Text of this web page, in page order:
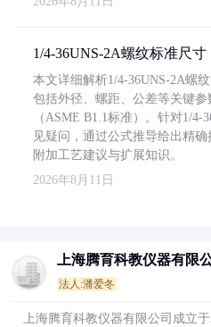
1/4-36UNS-2A螺纹标准尺寸
本文详细解析1/4-36UNS-2A螺
包括外径、螺距、公差等关键
（ASME B1.1标准）。针对1/4-
见疑问，通过公式推导给出精
附加工艺建议与扩展知识。
2026年8月11日
上海腾育科教仪器有限
法人:潘爱冬
上海腾育科教仪器有限公司成立